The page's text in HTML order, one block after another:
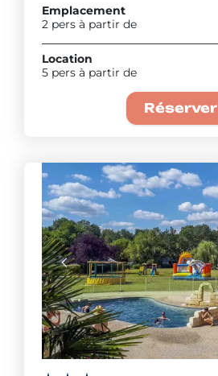
Emplacement
2 pers à partir de
Location
5 pers à partir de
Réserver